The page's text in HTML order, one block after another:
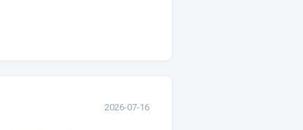
2026-07-16